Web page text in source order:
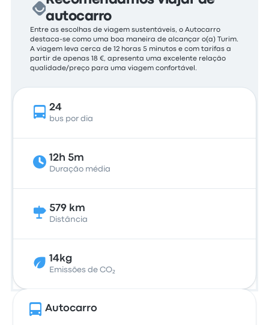
autocarro
Entre as escolhas de viagem sustentáveis, o Autocarro
destaca-se como uma boa maneira de alcançar o(a) Turim.
A viagem leva cerca de 12 horas 5 minutos e com tarifas a
partir de apenas 18 €, apresenta uma excelente relação
qualidade/preço para uma viagem confortável.
24
bus por dia
12h 5m
Duração média
579 km
Distância
14kg
Emissões de CO₂
Autocarro